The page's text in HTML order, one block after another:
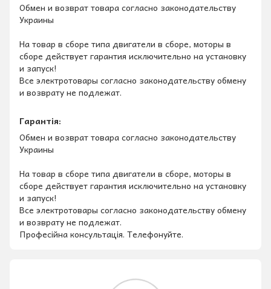
Обмен и возврат товара согласно законодательству
Украины
На товар в сборе типа двигатели в сборе, моторы в
сборе действует гарантия исключительно на установку
и запуск!
Все электротовары согласно законодательству обмену
и возврату не подлежат.
Гарантія:
Обмен и возврат товара согласно законодательству
Украины
На товар в сборе типа двигатели в сборе, моторы в
сборе действует гарантия исключительно на установку
и запуск!
Все электротовары согласно законодательству обмену
и возврату не подлежат.
Професійна консультація. Телефонуйте.